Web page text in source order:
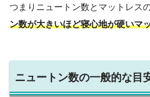
つまりニュートン数とマットレス
ン数が大きいほど寝心地が硬いマ
ニュートン数の一般的な目